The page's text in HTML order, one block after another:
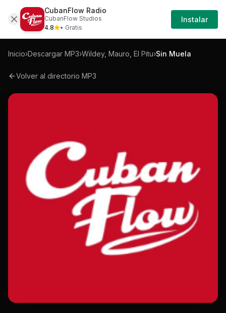
Mp3 Wildey-mauro-el-pitu-sin-muela-mp3
Iniciar
Sesión
Inicio›Descargar MP3›Wildey, Mauro, El Pitu›Sin Muela
Volver al directorio MP3
CubanFlow Radio
CubanFlow Studios
4.8
• Gratis
Instalar